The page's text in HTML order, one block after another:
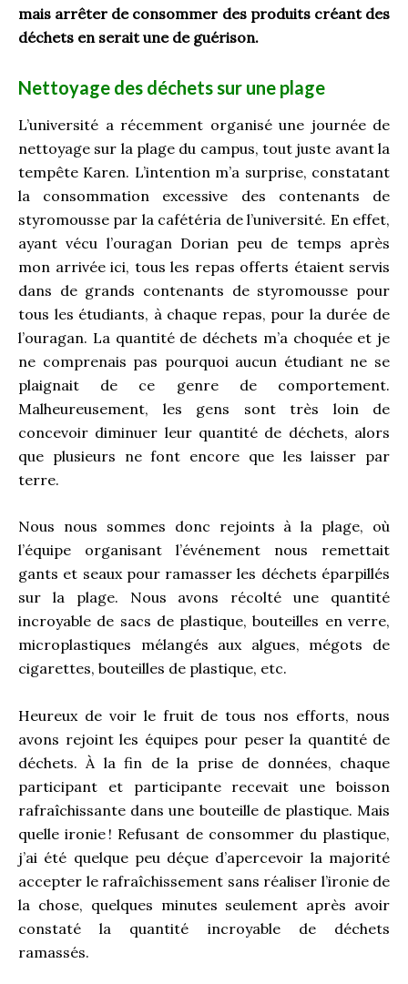
mais arrêter de consommer des produits créant des
déchets en serait une de guérison.
Nettoyage des déchets sur une plage
L’université a récemment organisé une journée de
nettoyage sur la plage du campus, tout juste avant la
tempête Karen. L’intention m’a surprise, constatant
la consommation excessive des contenants de
styromousse par la cafétéria de l’université. En effet,
ayant vécu l’ouragan Dorian peu de temps après
mon arrivée ici, tous les repas offerts étaient servis
dans de grands contenants de styromousse pour
tous les étudiants, à chaque repas, pour la durée de
l’ouragan. La quantité de déchets m’a choquée et je
ne comprenais pas pourquoi aucun étudiant ne se
plaignait de ce genre de comportement.
Malheureusement, les gens sont très loin de
concevoir diminuer leur quantité de déchets, alors
que plusieurs ne font encore que les laisser par
terre.
Nous nous sommes donc rejoints à la plage, où
l’équipe organisant l’événement nous remettait
gants et seauxpour ramasser les déchets éparpillés
sur la plage. Nous avons récolté une quantité
incroyable de sacs de plastique, bouteilles en verre,
microplastiques mélangés aux algues, mégots de
cigarettes, bouteilles de plastique, etc.
Heureux de voir le fruit de tous nos efforts, nous
avons rejoint les équipes pour peser la quantité de
déchets. À la fin de la prise de données, chaque
participant et participante recevait une boisson
rafraîchissante dans une bouteille de plastique. Mais
quelle ironie ! Refusant de consommer du plastique,
j’ai été quelque peu déçue d’apercevoir la majorité
accepter le rafraîchissement sans réaliser l’ironie de
la chose, quelques minutes seulement après avoir
constaté la quantité incroyable de déchets
ramassés.